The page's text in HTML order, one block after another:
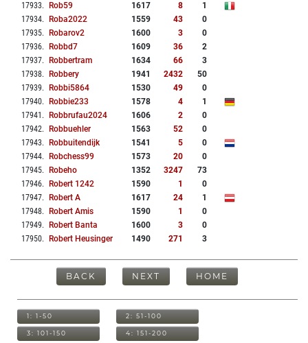
17933. Rob59 1617 8
1
17934. Roba2022 1559 43
0
17935. Robarov2 1600 3
0
17936. Robbd7 1609 36
2
17937. Robbertram 1634 66
3
17938. Robbery 1941 2432
50
17939. Robbi5864 1530 49
0
17940. Robbie233 1578 4
1
17941 . Robbrufau2024 1606 2
0
17942. Robbuehler 1563 52
0
17943. Robbuitendijk 1541 5
0
17944. Robchess99 1573 20
0
17945. Robeho 1352 3247
73
17946. Robert 1242 1590 1
0
17947. Robert A 1617 24
1
17948. Robert Amis 1590 1
0
17949. Robert Banta 1600 3
0
17950. Robert Heusinger 1490 271 3
BACK NEXT HOME
1: 1-50 2: 51-100
3: 101-150 4: 151-200